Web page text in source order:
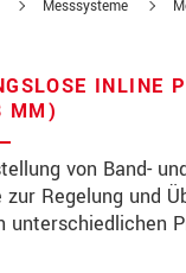
Messsysteme
INLINE
MM)
von Band-
zur Regelung und
unterschiedlichen
*